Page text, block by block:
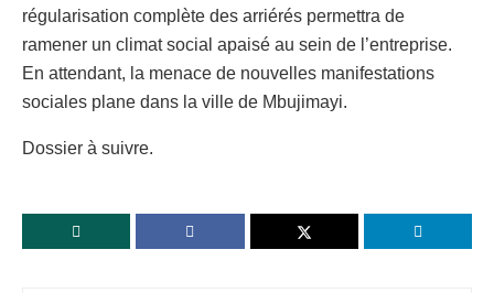
régularisation complète des arriérés permettra de
ramener un climat social apaisé au sein de l’entreprise.
En attendant, la menace de nouvelles manifestations
sociales plane dans la ville de Mbujimayi.
Dossier à suivre.